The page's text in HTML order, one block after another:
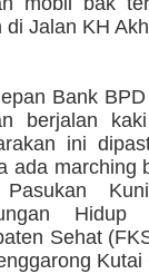
di Jalan KH
Bank
berjalan
ini
ada marching
Sehat